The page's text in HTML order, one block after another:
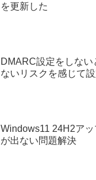
を更新した
DMARC設定をしな
ないリスクを感じて
Windows11 24H2ア
が出ない問題解決